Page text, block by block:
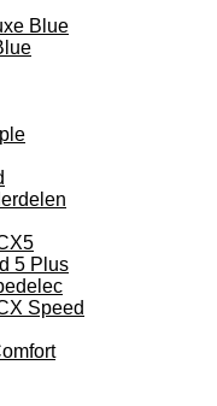
Blue
5 Plus
Speed